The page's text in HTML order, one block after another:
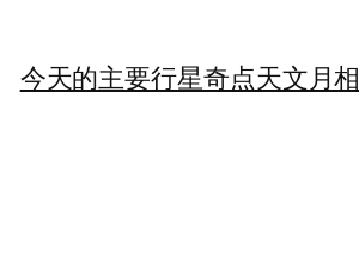
今天的主要行星奇点天文月相